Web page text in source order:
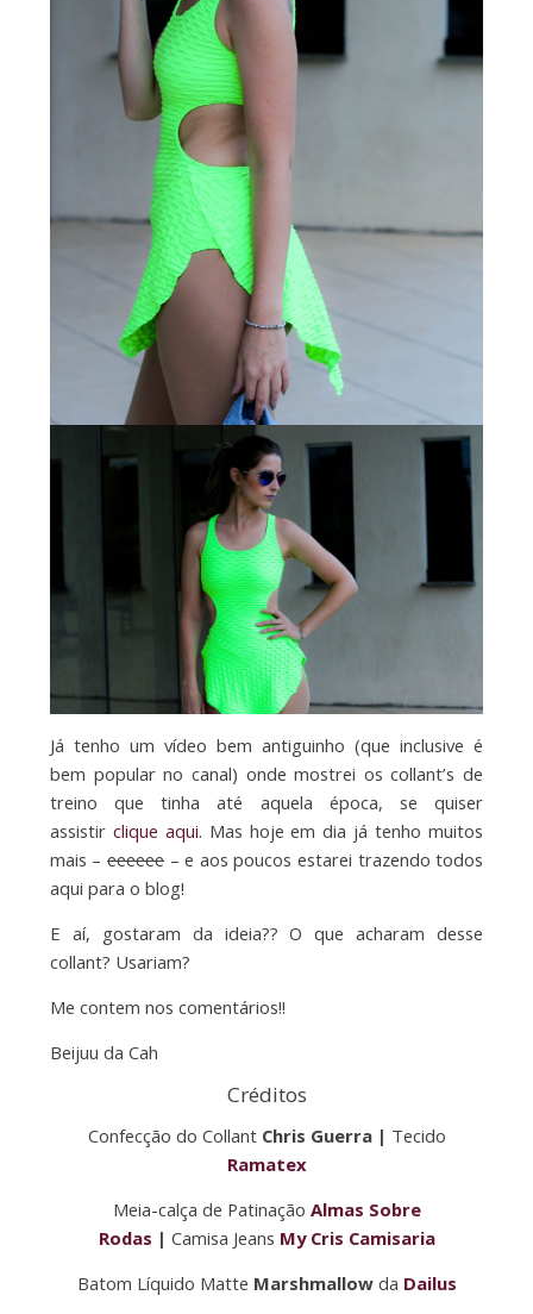
Já tenho um vídeo bem antiguinho (que inclusive é
bem popular no canal) onde mostrei os collant’s de
treino que tinha até aquela época, se quiser
assistir clique aqui. Mas hoje em dia já tenho muitos
mais –eeeeee – e aos poucos estarei trazendo todos
aqui para o blog!
E aí, gostaram da ideia?? O que acharam desse
collant? Usariam?
Me contem nos comentários!!
Beijuu da Cah
Créditos
Confecção do Collant Chris Guerra | Tecido
Ramatex
Meia-calça de Patinação Almas Sobre
Rodas | Camisa Jeans My Cris Camisaria
Batom Líquido Matte Marshmallow da Dailus